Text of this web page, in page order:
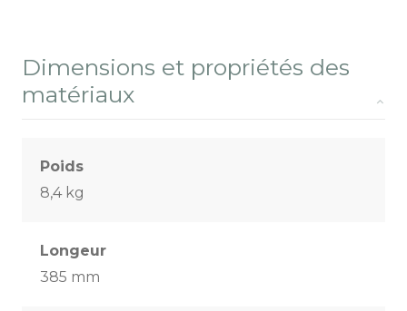
Dimensions et propriétés des
matériaux
Poids
8,4 kg
Longeur
385 mm